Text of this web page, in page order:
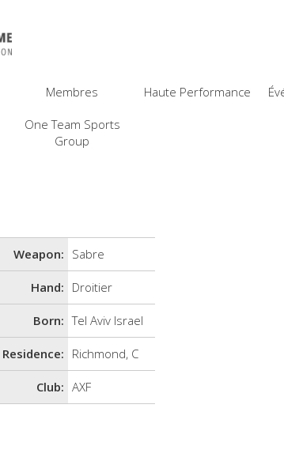
Membres Haute Performance
One Team Sports
Group
Weapon: Sabre
Hand: Droitier
Born: Tel Aviv Israel
Residence: Richmond, C
Club: AXF